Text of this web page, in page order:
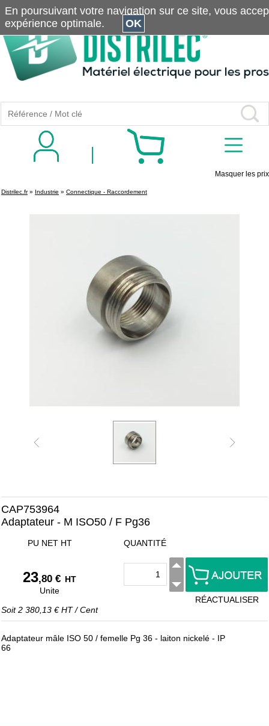
Masquer les prix
Distrilec.fr» Industrie » Connectique - Raccordement
CAP753964
Adaptateur - M ISO50 / F Pg36
PU NET HT
23,80 € HT
Unite
Soit2 380,13 € HT/Cent
QUANTITÉ
RÉACTUALISER
Adaptateur mâle ISO 50 / femelle Pg 36 - laiton nickelé - IP
66
En poursuivant votre navigation sur ce site, vous
expérience optimale.
OK